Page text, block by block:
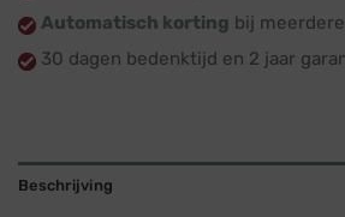
Automatisch korting bij
30 dagen bedenktijd en 2 jaar
Beschrijving